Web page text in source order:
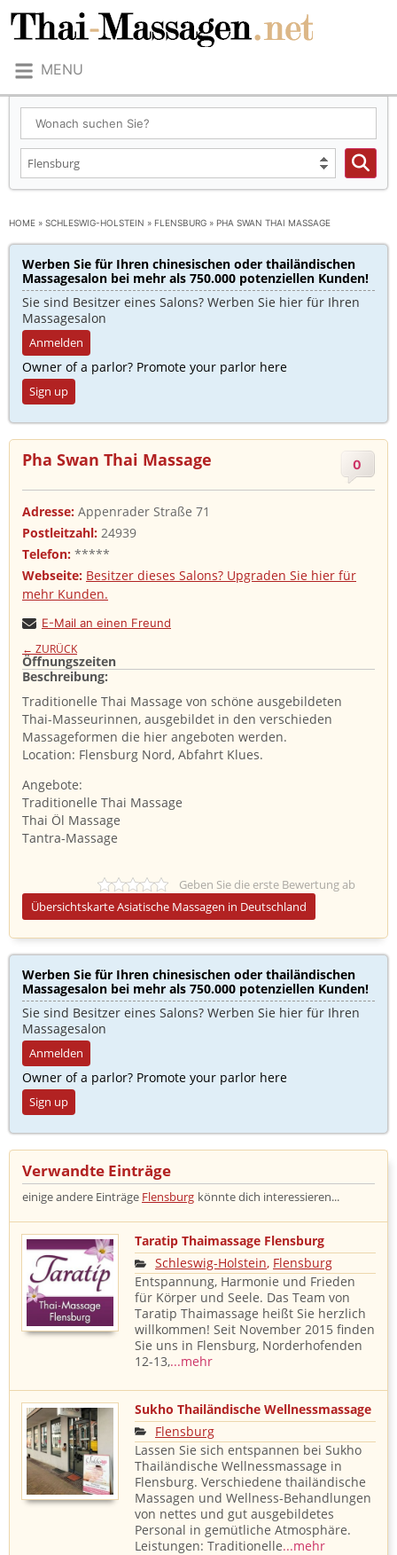
MENU
HOME » SCHLESWIG-HOLSTEIN » FLENSBURG » PHA SWAN THAI MASSAGE
Werben Sie für Ihren chinesischen oder thailändischen
Massagesalon bei mehr als 750.000 potenziellen Kunden!​
Sie sind Besitzer eines Salons? Werben Sie hier für Ihren
Massagesalon
Anmelden
Owner of a parlor? Promote your parlor here
Sign up
Pha Swan Thai Massage 0
Adresse: Appenrader Straße 71
Postleitzahl: 24939
Telefon: *****
Webseite: Besitzer dieses Salons? Upgraden Sie hier für
mehr Kunden.
E-Mail an einen Freund
← ZURÜCK
Öffnungszeiten
Beschreibung: ​
Traditionelle Thai Massage von schöne ausgebildeten
Thai-Masseurinnen, ausgebildet in den verschieden
Massageformen die hier angeboten werden.
Location: Flensburg Nord, Abfahrt Klues.
Angebote:
Traditionelle Thai Massage
Thai Öl Massage
Tantra-Massage
Geben Sie die erste Bewertung ab
Übersichtskarte Asiatische Massagen in Deutschland
Werben Sie für Ihren chinesischen oder thailändischen
Massagesalon bei mehr als 750.000 potenziellen Kunden!​
Sie sind Besitzer eines Salons? Werben Sie hier für Ihren
Massagesalon
Anmelden
Owner of a parlor? Promote your parlor here
Sign up
Verwandte Einträge ​
einige andere Einträge Flensburg könnte dich interessieren...
Taratip Thaimassage Flensburg
Schleswig-Holstein, Flensburg
Entspannung, Harmonie und Frieden
für Körper und Seele. Das Team von
Taratip Thaimassage heißt Sie herzlich
willkommen! Seit November 2015 finden
Sie uns in Flensburg, Norderhofenden
12-13,...mehr
Sukho Thailändische Wellnessmassage
Flensburg
Lassen Sie sich entspannen bei Sukho
Thailändische Wellnessmassage in
Flensburg. Verschiedene thailändische
Massagen und Wellness-Behandlungen
von nettes und gut ausgebildetes
Personal in gemütliche Atmosphäre.
Leistungen: Traditionelle...mehr